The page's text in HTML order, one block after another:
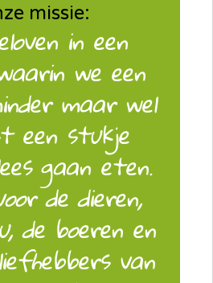
missie:
in een
we een
maar wel
een stukje
gaan eten.
de dieren,
de boeren en
van